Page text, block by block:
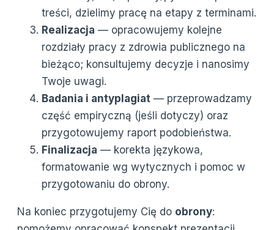
treści, dzielimy pracę na etapy z terminami.
Realizacja — opracowujemy kolejne
rozdziały pracy z zdrowia publicznego na
bieżąco; konsultujemy decyzje i nanosimy
Twoje uwagi.
Badania i antyplagiat — przeprowadzamy
część empiryczną (jeśli dotyczy) oraz
przygotowujemy raport podobieństwa.
Finalizacja — korekta językowa,
formatowanie wg wytycznych i pomoc w
przygotowaniu do obrony.
Na koniec przygotujemy Cię do obrony: